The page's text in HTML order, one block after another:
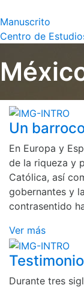
Manuscrito
Centro de
Un
En Europa y
de la riqueza y
Católica, así
gobernantes y
contrasentido
Ver más
Durante tres